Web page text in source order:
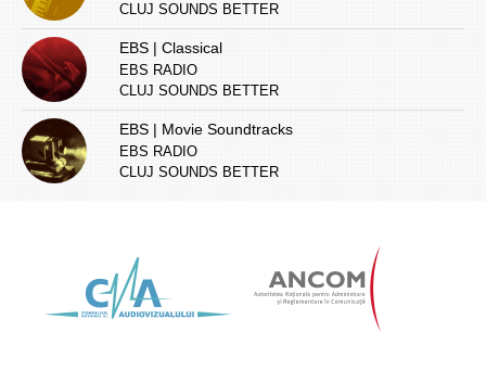
CLUJ SOUNDS BETTER
EBS | Classical
EBS RADIO
CLUJ SOUNDS BETTER
EBS | Movie Soundtracks
EBS RADIO
CLUJ SOUNDS BETTER